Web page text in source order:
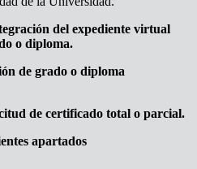
del expediente virtual
o diploma.
de grado o diploma
de certificado total o parcial.
apartados